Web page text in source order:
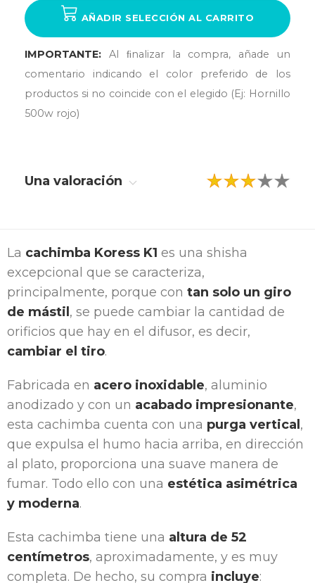
AÑADIR SELECCIÓN AL CARRITO
IMPORTANTE: Al ﬁnalizar la compra, añade un
comentario indicando el color preferido de los
productos si no coincide con el elegido (Ej: Hornillo
500w rojo)
Una valoración
La cachimba Koress K1 es una shisha
excepcional que se caracteriza,
principalmente, porque con tan solo un giro
de mástil , se puede cambiar la cantidad de
orificios que hay en el difusor, es decir,
cambiar el tiro.
Fabricada en acero inoxidable, aluminio
anodizado y con un acabado impresionante,
esta cachimba cuenta con una purga vertical ,
que expulsa el humo hacia arriba, en dirección
al plato, proporciona una suave manera de
fumar. Todo ello con una estética asimétrica
y moderna.
Esta cachimba tiene una altura de 52
centímetros, aproximadamente, y es muy
completa. De hecho, su compra incluye: